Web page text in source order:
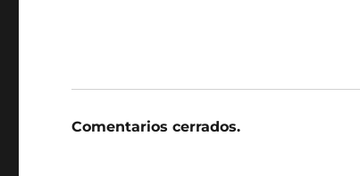
Comentarios cerrados.